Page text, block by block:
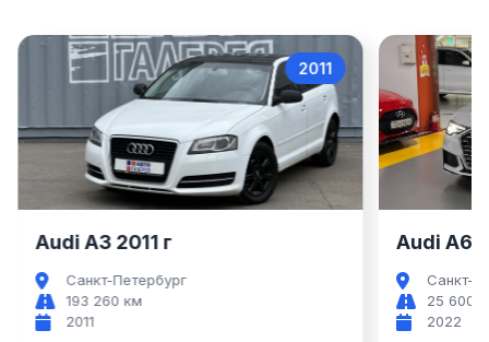
Audi A3
2011
Audi A3 2011 г
Санкт-Петербург
193 260 км
2011
Audi A6
Санкт-
25 600
2022